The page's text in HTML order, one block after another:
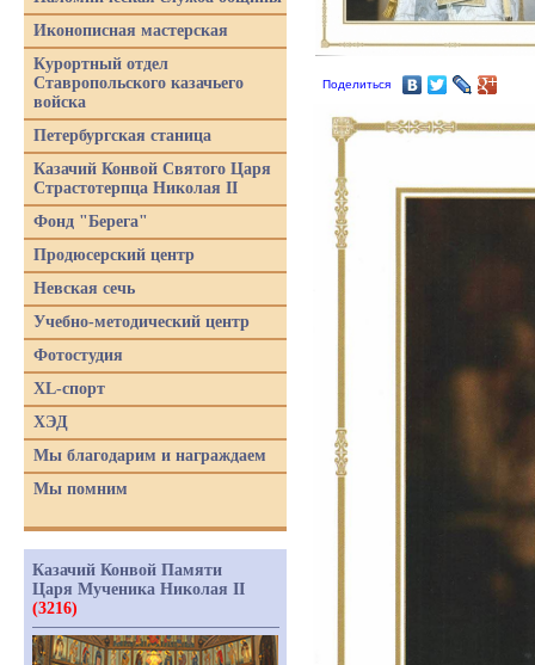
Поделиться
Иконописная мастерская
Курортный отдел
Ставропольского казачьего
войска
Петербургская станица
Казачий Конвой Святого Царя
Страстотерпца Николая II
Фонд "Берега"
Продюсерский центр
Невская сечь
Учебно-методический центр
Фотостудия
XL-спорт
ХЭД
Мы благодарим и награждаем
Мы помним
Казачий Конвой Памяти
Царя Мученика Николая II
(3216)